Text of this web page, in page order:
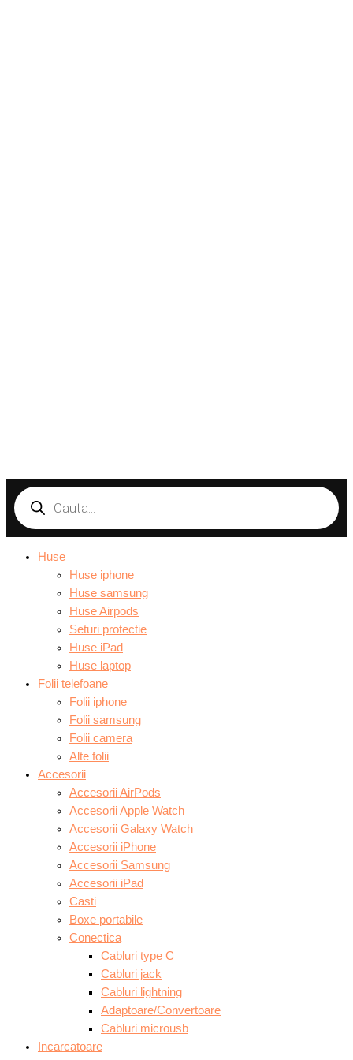
search
Huse
Huse iphone
Huse samsung
Huse Airpods
Seturi protectie
Huse iPad
Huse laptop
Folii telefoane
Folii iphone
Folii samsung
Folii camera
Alte folii
Accesorii
Accesorii AirPods
Accesorii Apple Watch
Accesorii Galaxy Watch
Accesorii iPhone
Accesorii Samsung
Accesorii iPad
Casti
Boxe portabile
Conectica
Cabluri type C
Cabluri jack
Cabluri lightning
Adaptoare/Convertoare
Cabluri microusb
Incarcatoare